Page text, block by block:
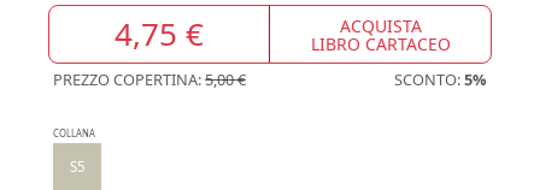
4,75 € ACQUISTA
LIBRO CARTACEO
PREZZO COPERTINA:5,00 € SCONTO:5%
COLLANA
S5